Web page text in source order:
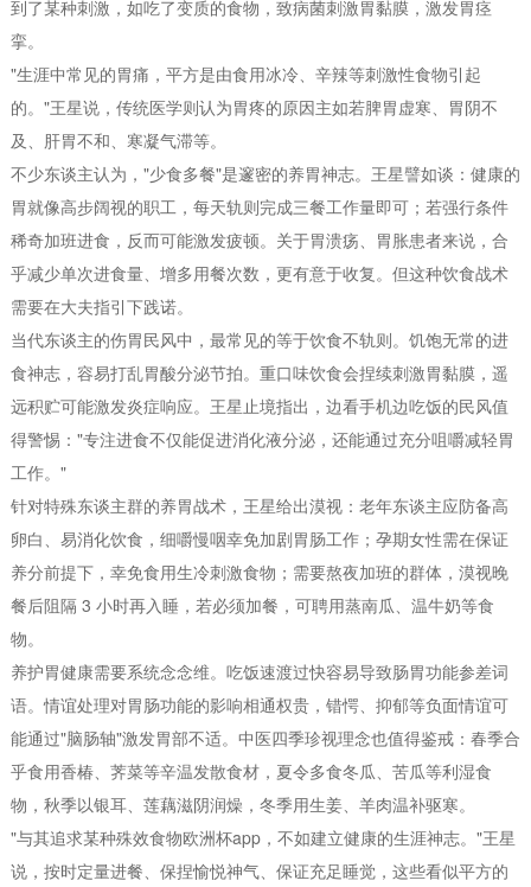
到了某种刺激，如吃了变质的食物，致病菌刺激胃黏膜，激发胃痉
挛。
"生涯中常见的胃痛，平方是由食用冰冷、辛辣等刺激性食物引起
的。"王星说，传统医学则认为胃疼的原因主如若脾胃虚寒、胃阴不
及、肝胃不和、寒凝气滞等。
不少东谈主认为，"少食多餐"是邃密的养胃神志。王星譬如谈：健康的
胃就像高步阔视的职工，每天轨则完成三餐工作量即可；若强行条件
稀奇加班进食，反而可能激发疲顿。关于胃溃疡、胃胀患者来说，合
乎减少单次进食量、增多用餐次数，更有意于收复。但这种饮食战术
需要在大夫指引下践诺。
当代东谈主的伤胃民风中，最常见的等于饮食不轨则。饥饱无常的进
食神志，容易打乱胃酸分泌节拍。重口味饮食会捏续刺激胃黏膜，遥
远积贮可能激发炎症响应。王星止境指出，边看手机边吃饭的民风值
得警惕："专注进食不仅能促进消化液分泌，还能通过充分咀嚼减轻胃
工作。"
针对特殊东谈主群的养胃战术，王星给出漠视：老年东谈主应防备高
卵白、易消化饮食，细嚼慢咽幸免加剧胃肠工作；孕期女性需在保证
养分前提下，幸免食用生冷刺激食物；需要熬夜加班的群体，漠视晚
餐后阻隔 3 小时再入睡，若必须加餐，可聘用蒸南瓜、温牛奶等食
物。
养护胃健康需要系统念念维。吃饭速渡过快容易导致肠胃功能参差词
语。情谊处理对胃肠功能的影响相通权贵，错愕、抑郁等负面情谊可
能通过"脑肠轴"激发胃部不适。中医四季珍视理念也值得鉴戒：春季合
乎食用香椿、荠菜等辛温发散食材，夏令多食冬瓜、苦瓜等利湿食
物，秋季以银耳、莲藕滋阴润燥，冬季用生姜、羊肉温补驱寒。
"与其追求某种殊效食物欧洲杯app，不如建立健康的生涯神志。"王星
说，按时定量进餐、保捏愉悦神气、保证充足睡觉，这些看似平方的